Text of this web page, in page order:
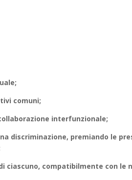
comuni;
interfunzionale;
discriminazione, premiando le
ciascuno, compatibilmente con le